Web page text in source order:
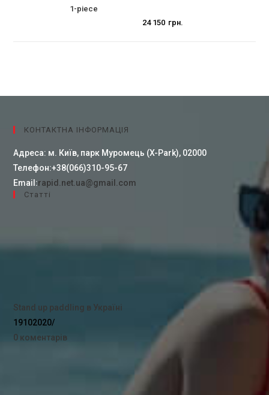
1-piece
грн.
24 150
КОНТАКТНА ІНФОРМАЦІЯ
Адреса: м. Київ, парк Муромець (X-Park), 02000
Телефон:+38(066)310-95-67
Email:rapid.net.ua@gmail.com
Cтатті
Stand up paddling в Україні
19102020/
0 коментарів